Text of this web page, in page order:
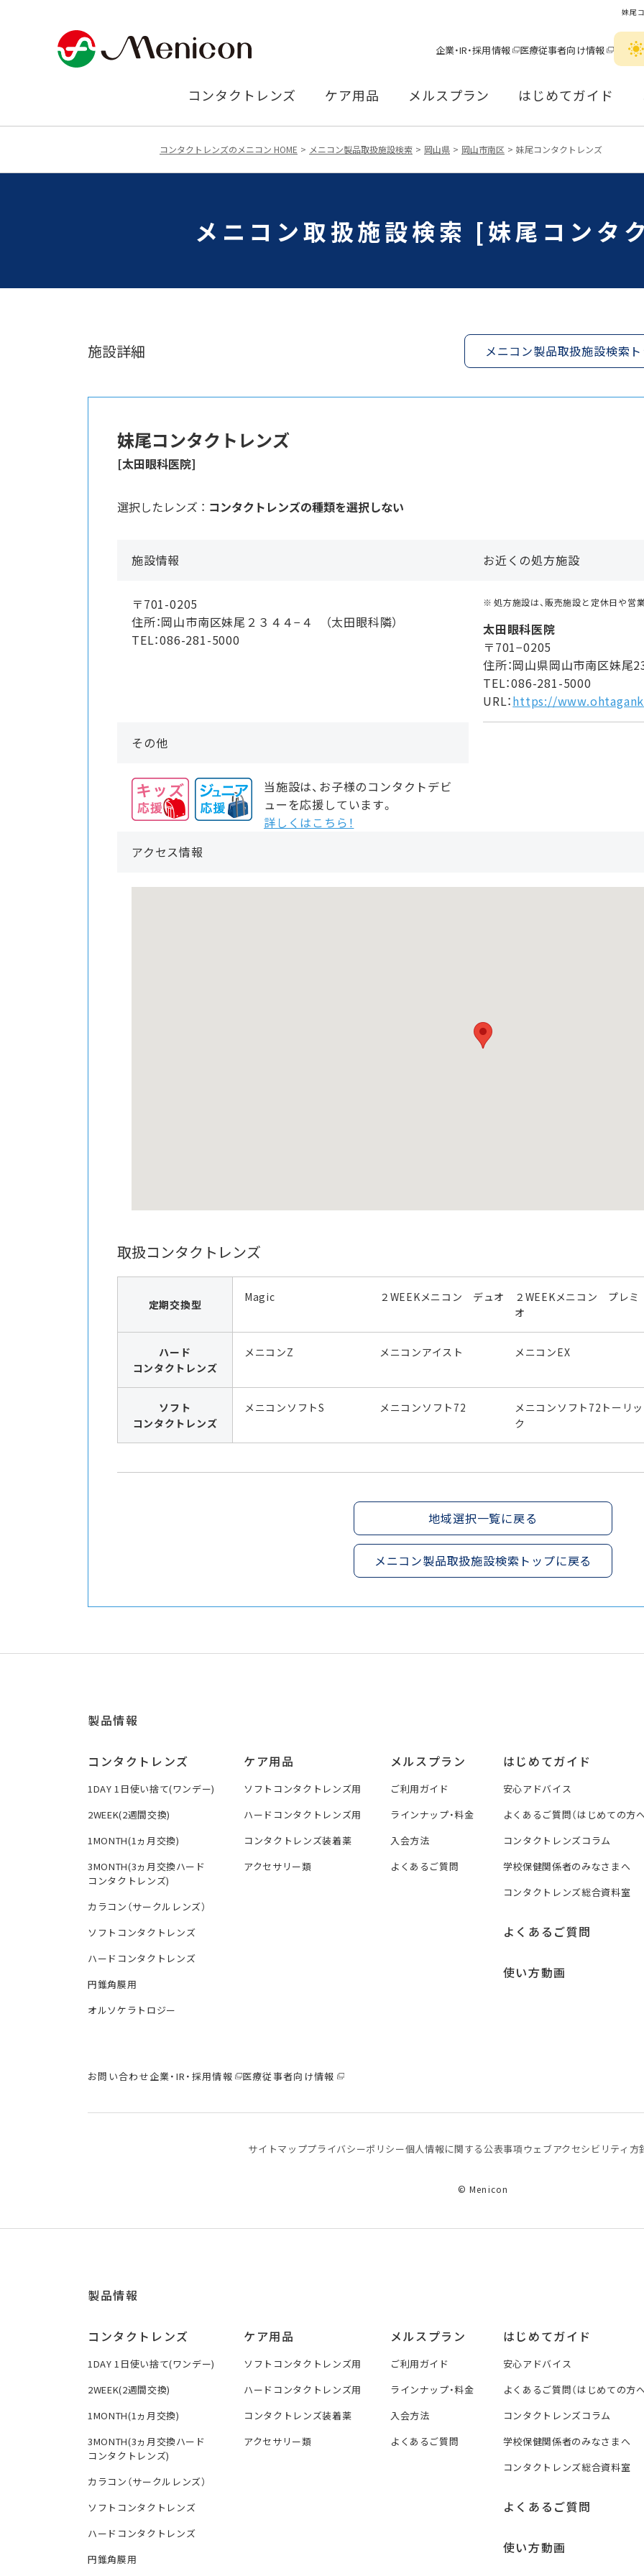
妹尾
企業・IR・採用情報 医療従事者向け情報
コンタクトレンズ ケア用品 メルスプラン はじめてガイド
コンタクトレンズのメニコン HOME メニコン製品取扱施設検索 岡山県 岡山市南区 妹尾コンタクトレンズ
メニコン取扱施設検索 [妹尾コンタ
施設詳細 メニコン製品取扱施設検索
妹尾コンタクトレンズ
[太田眼科医院]
選択したレンズ ： コンタクトレンズの種類を選択しない
施設情報
〒701-0205
住所：岡山市南区妹尾２３４４−４ （太田眼科隣）
TEL：086-281-5000
お近くの処方施設
処方施設は、販売施設と定休日や営
太田眼科医院
〒701−0205
住所：岡山県岡山市南区妹尾
TEL：086-281-5000
URL：https://
その他
当施設は、お子様のコンタクトデビ
ューを応援しています。
詳しくはこちら！
アクセス情報
取扱コンタクトレンズ
定期交換型
Magic ２WEEKメニコン デュオ
２WEEKメニコン プレミ
オ
ハード
コンタクトレンズ
メニコンZ メニコンアイスト メニコンEX
ソフト
コンタクトレンズ
メニコンソフトS メニコンソフト72
メニコンソフト72トーリッ
ク
地域選択一覧に戻る
メニコン製品取扱施設検索トップに戻る
製品情報
コンタクトレンズ
1DAY 1日使い捨て(ワンデー)
2WEEK(2週間交換)
1MONTH(1ヵ月交換)
3MONTH(3ヵ月交換ハード
コンタクトレンズ)
カラコン（サークルレンズ）
ソフトコンタクトレンズ
ハードコンタクトレンズ
円錐角膜用
オルソケラトロジー
ケア用品
ソフトコンタクトレンズ用
ハードコンタクトレンズ用
コンタクトレンズ装着薬
アクセサリー類
メルスプラン
ご利用ガイド
ラインナップ・料金
入会方法
よくあるご質問
はじめてガイド
安心アドバイス
よくあるご質問（はじめての方へ
コンタクトレンズコラム
学校保健関係者のみなさまへ
コンタクトレンズ総合資料室
よくあるご質問
使い方動画
お問い合わせ企業・IR・採用情報 医療従事者向け情報
サイトマッププライバシーポリシー個⼈情報に関する公表事項 ウェブアクセシビリティ方
© Menicon
製品情報
コンタクトレンズ
1DAY 1日使い捨て(ワンデー)
2WEEK(2週間交換)
1MONTH(1ヵ月交換)
3MONTH(3ヵ月交換ハード
コンタクトレンズ)
カラコン（サークルレンズ）
ソフトコンタクトレンズ
ハードコンタクトレンズ
円錐角膜用
ケア用品
ソフトコンタクトレンズ用
ハードコンタクトレンズ用
コンタクトレンズ装着薬
アクセサリー類
メルスプラン
ご利用ガイド
ラインナップ・料金
入会方法
よくあるご質問
はじめてガイド
安心アドバイス
よくあるご質問（はじめての方へ
コンタクトレンズコラム
学校保健関係者のみなさまへ
コンタクトレンズ総合資料室
よくあるご質問
使い方動画